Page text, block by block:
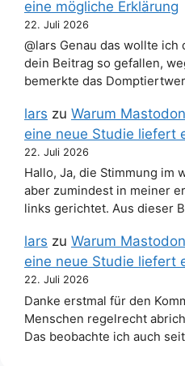
eine mögliche Erklärung
22. Juli 2026
@lars Genau das wollte ich
dein Beitrag so gefallen,
bemerkte das
lars zu Warum
eine neue Studie liefert
22. Juli 2026
Hallo, Ja, die Stimmung im
aber zumindest in meiner
links gerichtet. Aus dieser
lars zu Warum
eine neue Studie liefert
22. Juli 2026
Danke erstmal für den
Menschen regelrecht
Das beobachte ich auch